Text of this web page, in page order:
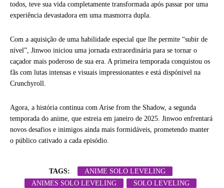
todos, teve sua vida completamente transformada após passar por uma
experiência devastadora em uma masmorra dupla.
Com a aquisição de uma habilidade especial que lhe permite “subir de
nível”, Jinwoo iniciou uma jornada extraordinária para se tornar o
caçador mais poderoso de sua era. A primeira temporada conquistou os
fãs com lutas intensas e visuais impressionantes e está dispónivel na
Crunchyroll.
Agora, a história continua com Arise from the Shadow, a segunda
temporada do anime, que estreia em janeiro de 2025. Jinwoo enfrentará
novos desafios e inimigos ainda mais formidáveis, prometendo manter
o público cativado a cada episódio.
TAGS:
ANIME SOLO LEVELING
ANIMES SOLO LEVELING
SOLO LEVELING